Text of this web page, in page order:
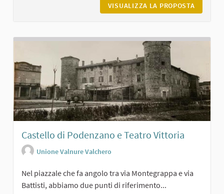
VISUALIZZA LA PROPOSTA
Castello di Podenzano e Teatro Vittoria
Unione Valnure Valchero
Nel piazzale che fa angolo tra via Montegrappa e via
Battisti, abbiamo due punti di riferimento...